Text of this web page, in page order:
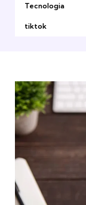
Tecnologia
tiktok